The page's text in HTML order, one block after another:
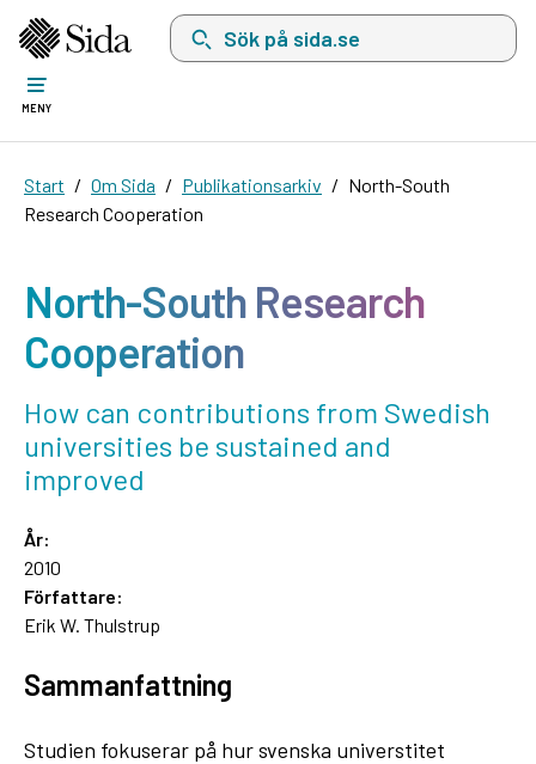
Sök på sida.se, sökförslag kommer att visas
MENY
Start Om Sida Publikationsarkiv
North-South
Research Cooperation
North-South Research
Cooperation
How can contributions from Swedish
universities be sustained and
improved
År:
2010
Författare:
Erik W. Thulstrup
Sammanfattning
Studien fokuserar på hur svenska universtitet